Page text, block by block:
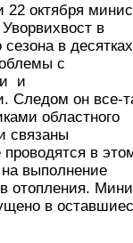
22 октября
в
в десятках
с
и
Следом он все-
областного
связаны
в
на выполнение
отопления.
в